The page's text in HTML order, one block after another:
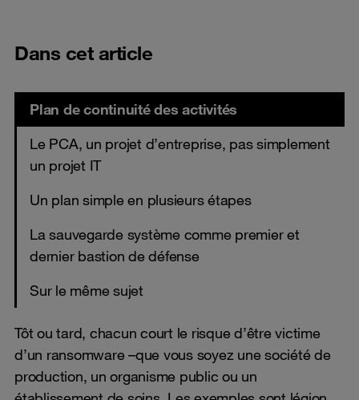
Dans cet article
Plan de continuité des activités
Le PCA, un projet d’entreprise, pas simplement
un projet IT
Un plan simple en plusieurs étapes
La sauvegarde système comme premier et
dernier bastion de défense
Sur le même sujet
Tôt ou tard, chacun court le risque d’être victime
d’un ransomware –que vous soyez une société de
production, un organisme public ou un